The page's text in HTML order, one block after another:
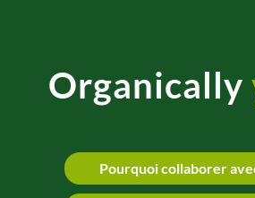
Organically
Pourquoi collaborer